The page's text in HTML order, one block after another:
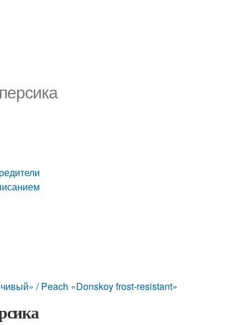
/ Peach «Donskoy frost-resistant»